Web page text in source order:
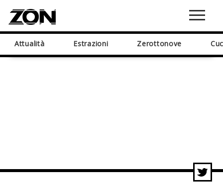
Attualità Estrazioni Zerottonove